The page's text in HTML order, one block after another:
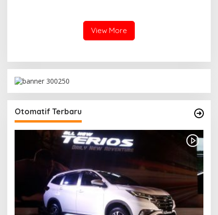
View More
Otomatif Terbaru